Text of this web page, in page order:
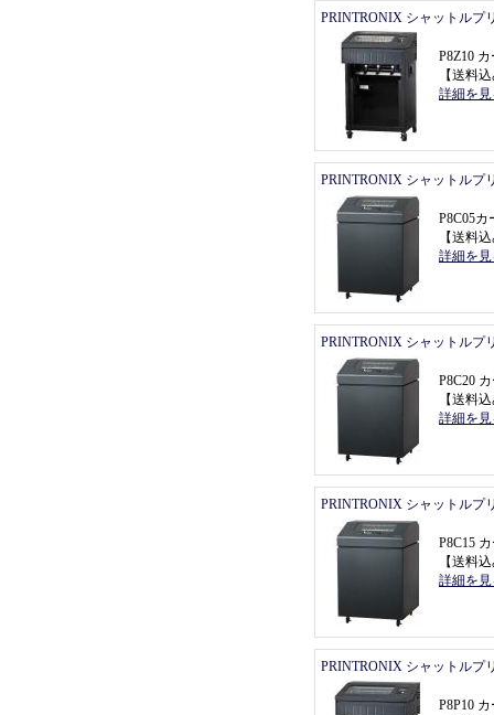
PRINTRONIX シャットルプ
P8Z10
【送料
詳細を
PRINTRONIX シャットルプ
P8C05
【送料
詳細を
PRINTRONIX シャットルプ
P8C20
【送料
詳細を
PRINTRONIX シャットルプ
P8C15
【送料
詳細を
PRINTRONIX シャットルプ
P8P10